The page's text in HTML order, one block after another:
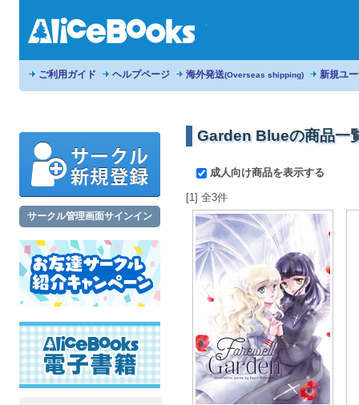
ご利用ガイド ヘルプページ 海外発送(Overseas shipping) 新規ユ
サークル管理画面サインイン
Garden Blueの商品一
成人向け商品を表示する
[1] 全3件